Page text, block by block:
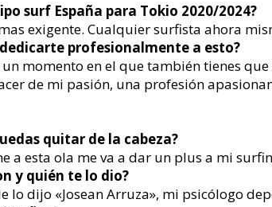
surf España para Tokio 2020/2024?
exigente. Cualquier surfista ahora
profesionalmente a esto?
momento en el que también tienes
de mi pasión, una profesión
quitar de la cabeza?
a esta ola me va a dar un plus a mi
y quién te lo dio?
lo dijo «Josean Arruza», mi psicólogo